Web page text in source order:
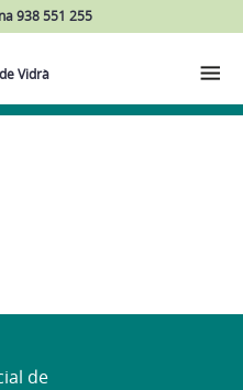
938 551 255
Vidrà
de